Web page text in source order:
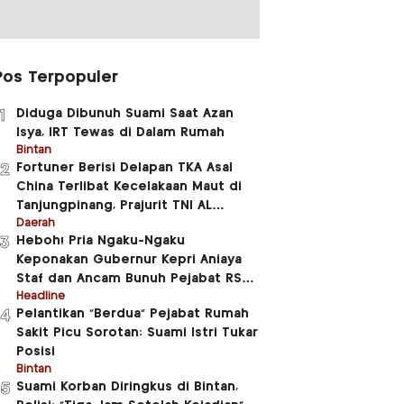
Terpopuler
Diduga Dibunuh Suami Saat Azan
Isya, IRT Tewas di Dalam Rumah
Bintan
Fortuner Berisi Delapan TKA Asal
China Terlibat Kecelakaan Maut di
Tanjungpinang, Prajurit TNI AL
Meninggal Dunia
Daerah
Heboh! Pria Ngaku-Ngaku
Keponakan Gubernur Kepri Aniaya
Staf dan Ancam Bunuh Pejabat RSUD
RAT
Headline
Pelantikan “Berdua” Pejabat Rumah
Sakit Picu Sorotan: Suami Istri Tukar
Posisi
Bintan
Suami Korban Diringkus di Bintan,